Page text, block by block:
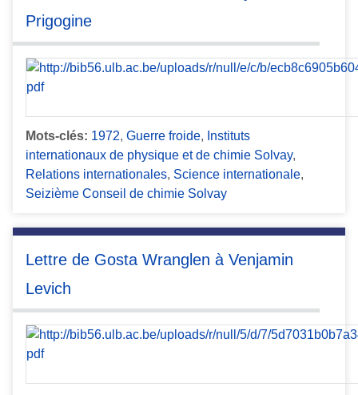
Prigogine
Mots-clés: 1972, Guerre froide, Instituts
internationaux de physique et de chimie Solvay,
Relations internationales, Science internationale,
Seizième Conseil de chimie Solvay
Lettre de Gosta Wranglen à Venjamin
Levich